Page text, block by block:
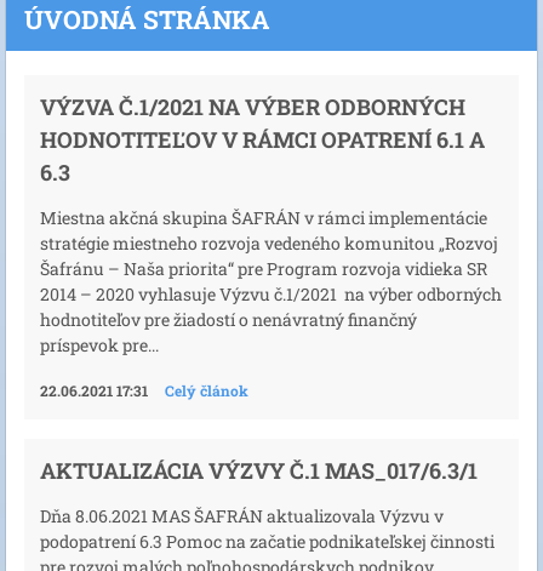
ÚVODNÁ STRÁNKA
VÝZVA Č.1/2021 NA VÝBER ODBORNÝCH
HODNOTITEĽOV V RÁMCI OPATRENÍ 6.1 A
6.3
Miestna akčná skupina ŠAFRÁN v rámci implementácie
stratégie miestneho rozvoja vedeného komunitou „Rozvoj
Šafránu – Naša priorita“ pre Program rozvoja vidieka SR
2014 – 2020 vyhlasuje Výzvu č.1/2021 na výber odborných
hodnotiteľov pre žiadostí o nenávratný finančný
príspevok pre...
22.06.2021 17:31 Celý článok
AKTUALIZÁCIA VÝZVY Č.1 MAS_017/6.3/1
Dňa 8.06.2021 MAS ŠAFRÁN aktualizovala Výzvu v
podopatrení 6.3 Pomoc na začatie podnikateľskej činnosti